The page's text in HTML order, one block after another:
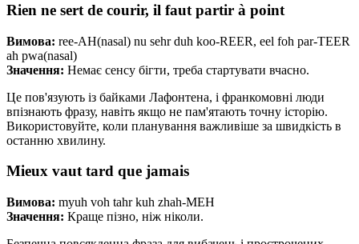
Rien ne sert de courir, il faut partir à point
Вимова: ree-AH(nasal) nu sehr duh koo-REER, eel foh par-TEER
ah pwa(nasal)
Значення: Немає сенсу бігти, треба стартувати вчасно.
Це пов'язують із байками Лафонтена, і франкомовні люди
впізнають фразу, навіть якщо не пам'ятають точну історію.
Використовуйте, коли планування важливіше за швидкість в
останню хвилину.
Mieux vaut tard que jamais
Вимова: myuh voh tahr kuh zhah-MEH
Значення: Краще пізно, ніж ніколи.